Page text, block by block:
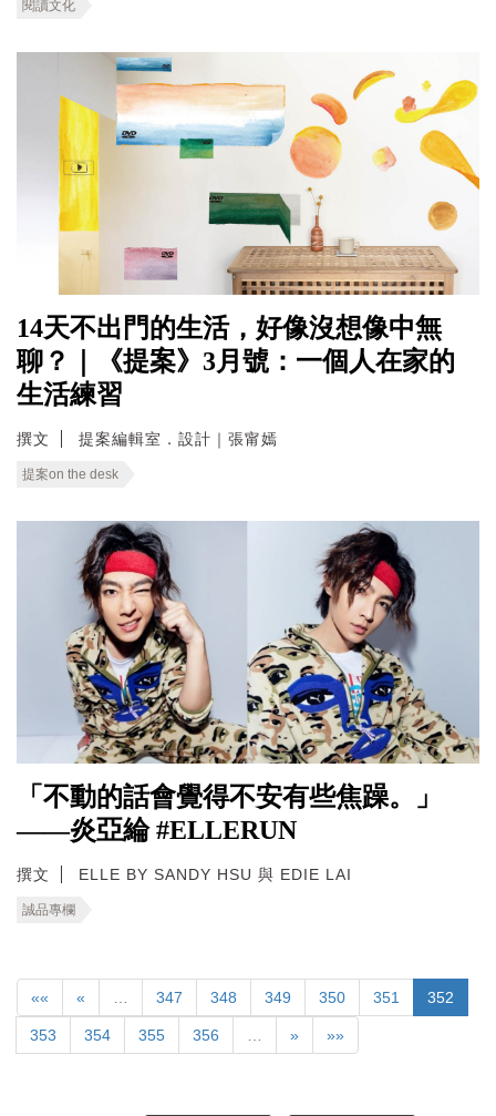
閱讀文化
14天不出門的生活，好像沒想像中無
聊？｜《提案》3月號：一個人在家的
生活練習
撰文 提案編輯室．設計｜張甯嫣
提案on the desk
「不動的話會覺得不安有些焦躁。」
——炎亞綸 #ELLERUN
撰文 ELLE BY SANDY HSU 與 EDIE LAI
誠品專欄
«« « 347 348 349 350 351 352
353 354 355 356 » »»